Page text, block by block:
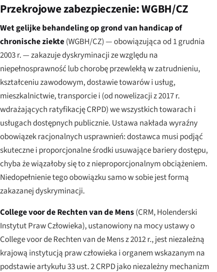
Przekrojowe zabezpieczenie: WGBH/CZ
Wet gelijke behandeling op grond van handicap of
chronische ziekte(WGBH/CZ) — obowiązująca od 1 grudnia
2003 r. — zakazuje dyskryminacji ze względu na
niepełnosprawność lub chorobę przewlekłą w zatrudnieniu,
kształceniu zawodowym, dostawie towarów i usług,
mieszkalnictwie, transporcie i (od nowelizacji z 2017 r.
wdrażających ratyfikację CRPD) we wszystkich towarach i
usługach dostępnych publicznie. Ustawa nakłada wyraźny
obowiązek racjonalnych usprawnień: dostawca musi podjąć
skuteczne i proporcjonalne środki usuwające bariery dostępu,
chyba że wiązałoby się to z nieproporcjonalnym obciążeniem.
Niedopełnienie tego obowiązku samo w sobie jest formą
zakazanej dyskryminacji.
College voor de Rechten van de Mens (CRM, Holenderski
Instytut Praw Człowieka), ustanowiony na mocy ustawy o
College voor de Rechten van de Mens z 2012 r., jest niezależną
krajową instytucją praw człowieka i organem wskazanym na
podstawie artykułu 33 ust. 2 CRPD jako niezależny mechanizm